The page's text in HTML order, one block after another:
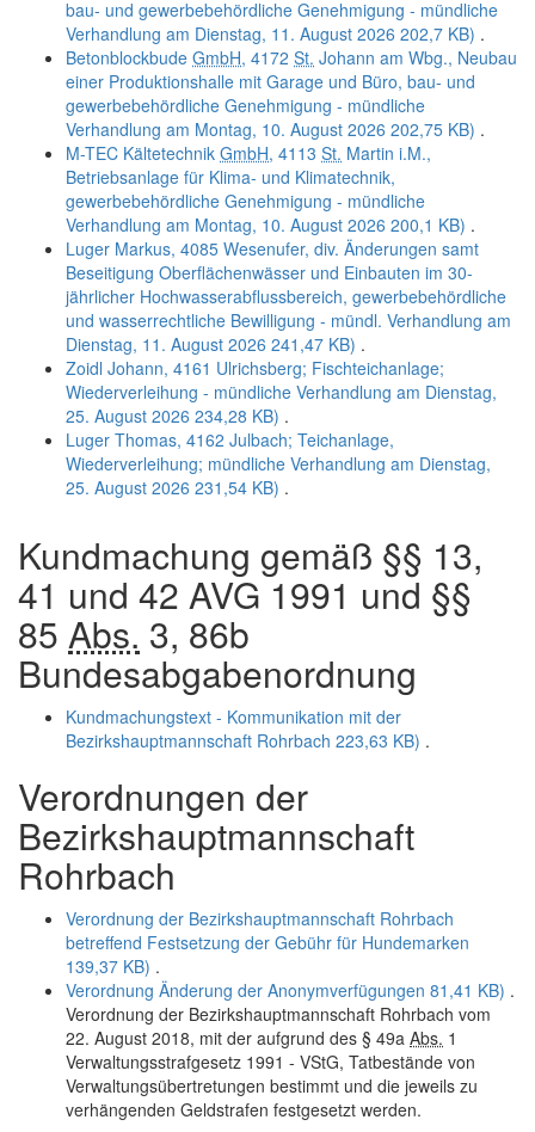
bau- und gewerbebehördliche Genehmigung - mündliche
Verhandlung am Dienstag, 11. August 2026 202,7 KB) .
Betonblockbude GmbH, 4172 St. Johann am Wbg., Neubau
einer Produktionshalle mit Garage und Büro, bau- und
gewerbebehördliche Genehmigung - mündliche
Verhandlung am Montag, 10. August 2026 202,75 KB) .
M-TEC Kältetechnik GmbH, 4113 St. Martin i.M.,
Betriebsanlage für Klima- und Klimatechnik,
gewerbebehördliche Genehmigung - mündliche
Verhandlung am Montag, 10. August 2026 200,1 KB) .
Luger Markus, 4085 Wesenufer, div. Änderungen samt
Beseitigung Oberflächenwässer und Einbauten im 30-
jährlicher Hochwasserabflussbereich, gewerbebehördliche
und wasserrechtliche Bewilligung - mündl. Verhandlung am
Dienstag, 11. August 2026 241,47 KB) .
Zoidl Johann, 4161 Ulrichsberg; Fischteichanlage;
Wiederverleihung - mündliche Verhandlung am Dienstag,
25. August 2026 234,28 KB) .
Luger Thomas, 4162 Julbach; Teichanlage,
Wiederverleihung; mündliche Verhandlung am Dienstag,
25. August 2026 231,54 KB) .
Kundmachung gemäß §§ 13,
41 und 42 AVG 1991 und §§
85 Abs. 3, 86b
Bundesabgabenordnung
Kundmachungstext - Kommunikation mit der
Bezirkshauptmannschaft Rohrbach 223,63 KB) .
Verordnungen der
Bezirkshauptmannschaft
Rohrbach
Verordnung der Bezirkshauptmannschaft Rohrbach
betreffend Festsetzung der Gebühr für Hundemarken
139,37 KB) .
Verordnung Änderung der Anonymverfügungen 81,41 KB) .
Verordnung der Bezirkshauptmannschaft Rohrbach vom
22. August 2018, mit der aufgrund des § 49a Abs. 1
Verwaltungsstrafgesetz 1991 - VStG, Tatbestände von
Verwaltungsübertretungen bestimmt und die jeweils zu
verhängenden Geldstrafen festgesetzt werden.